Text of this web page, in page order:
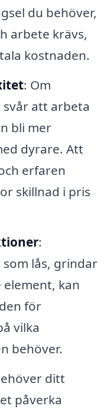
du behöver,
arbete krävs,
kostnaden.
: Om
att arbeta
bli mer
dyrare. Att
erfaren
skillnad i pris
:
lås, grindar
element, kan
för
vilka
behöver.
ditt
påverka